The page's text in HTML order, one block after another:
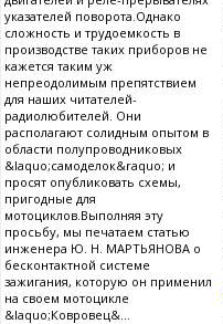
указателей поворота.Однако
сложность и трудоемкость в
производстве таких приборов не
кажется таким уж
непреодолимым препятствием
для наших читателей-
радиолюбителей. Они
располагают солидным опытом в
области полупроводниковых
&laquo;самоделок&raquo; и
просят опубликовать схемы,
пригодные для
мотоциклов.Выполняя эту
просьбу, мы печатаем статью
инженера Ю. Н. МАРТЬЯНОВА о
бесконтактной системе
зажигания, которую он применил
на своем мотоцикле
&laquo;Ковровец&...